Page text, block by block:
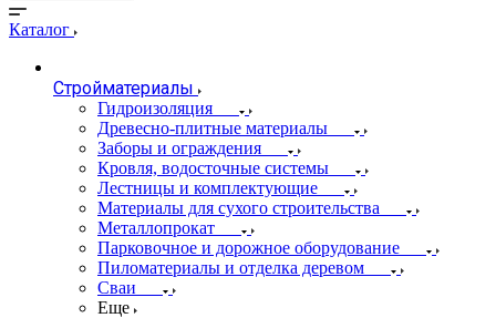
Каталог
Стройматериалы
Гидроизоляция
Древесно-плитные материалы
Заборы и ограждения
Кровля, водосточные системы
Лестницы и комплектующие
Материалы для сухого строительства
Металлопрокат
Парковочное и дорожное оборудование
Пиломатериалы и отделка деревом
Сваи
Еще